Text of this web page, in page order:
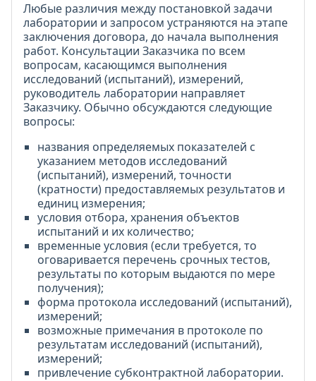
Любые различия между постановкой задачи
лаборатории и запросом устраняются на этапе
заключения договора, до начала выполнения
работ. Консультации Заказчика по всем
вопросам, касающимся выполнения
исследований (испытаний), измерений,
руководитель лаборатории направляет
Заказчику. Обычно обсуждаются следующие
вопросы:
названия определяемых показателей с
указанием методов исследований
(испытаний), измерений, точности
(кратности) предоставляемых результатов и
единиц измерения;
условия отбора, хранения объектов
испытаний и их количество;
временные условия (если требуется, то
оговаривается перечень срочных тестов,
результаты по которым выдаются по мере
получения);
форма протокола исследований (испытаний),
измерений;
возможные примечания в протоколе по
результатам исследований (испытаний),
измерений;
привлечение субконтрактной лаборатории.